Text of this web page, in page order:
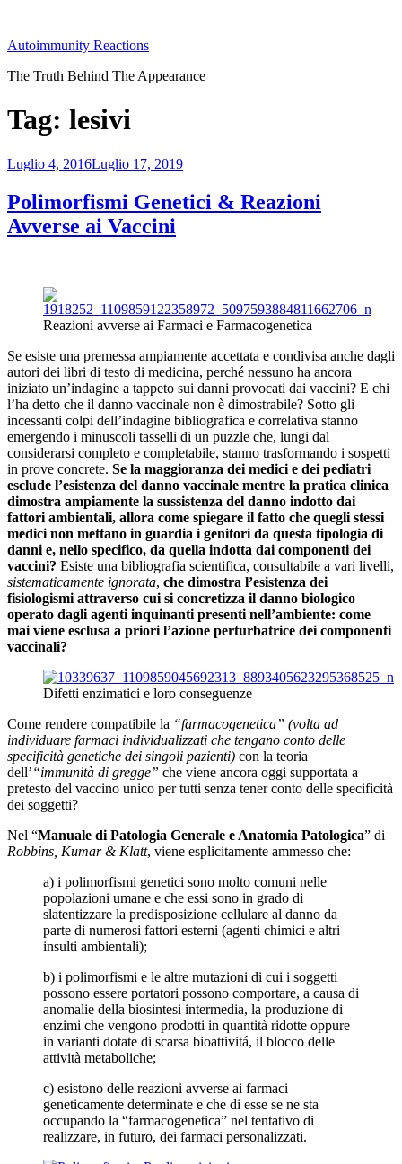
contenuto
Autoimmunity Reactions
The Truth Behind The Appearance
Tag: lesivi
Pubblicato
Luglio 4, 2016Luglio 17, 2019
Polimorfismi Genetici & Reazioni
Avverse ai Vaccini
Reazioni avverse ai Farmaci e Farmacogenetica
Se esiste una premessa ampiamente accettata e condivisa anche dagli
autori dei libri di testo di medicina, perché nessuno ha ancora
iniziato un’indagine a tappeto sui danni provocati dai vaccini? E chi
l’ha detto che il danno vaccinale non è dimostrabile? Sotto gli
incessanti colpi dell’indagine bibliografica e correlativa stanno
emergendo i minuscoli tasselli di un puzzle che, lungi dal
considerarsi completo e completabile, stanno trasformando i sospetti
in prove concrete. Se la maggioranza dei medici e dei pediatri
esclude l’esistenza del danno vaccinale mentre la pratica clinica
dimostra ampiamente la sussistenza del danno indotto dai
fattori ambientali, allora come spiegare il fatto che quegli stessi
medici non mettano in guardia i genitori da questa tipologia di
danni e, nello specifico, da quella indotta dai componenti dei
vaccini? Esiste una bibliografia scientifica, consultabile a vari livelli,
sistematicamente ignorata, che dimostra l’esistenza dei
fisiologismi attraverso cui si concretizza il danno biologico
operato dagli agenti inquinanti presenti nell’ambiente: come
mai viene esclusa a priori l’azione perturbatrice dei componenti
vaccinali?
Difetti enzimatici e loro conseguenze
Come rendere compatibile la “farmacogenetica” (volta ad
individuare farmaci individualizzati che tengano conto delle
specificità genetiche dei singoli pazienti) con la teoria
dell’“immunità di gregge” che viene ancora oggi supportata a
pretesto del vaccino unico per tutti senza tener conto delle specificità
dei soggetti?
Nel “Manuale di Patologia Generale e Anatomia Patologica” di
Robbins, Kumar & Klatt, viene esplicitamente ammesso che:
a) i polimorfismi genetici sono molto comuni nelle
popolazioni umane e che essi sono in grado di
slatentizzare la predisposizione cellulare al danno da
parte di numerosi fattori esterni (agenti chimici e altri
insulti ambientali);
b) i polimorfismi e le altre mutazioni di cui i soggetti
possono essere portatori possono comportare, a causa di
anomalie della biosintesi intermedia, la produzione di
enzimi che vengono prodotti in quantità ridotte oppure
in varianti dotate di scarsa bioattivitá, il blocco delle
attività metaboliche;
c) esistono delle reazioni avverse ai farmaci
geneticamente determinate e che di esse se ne sta
occupando la “farmacogenetica” nel tentativo di
realizzare, in futuro, dei farmaci personalizzati.